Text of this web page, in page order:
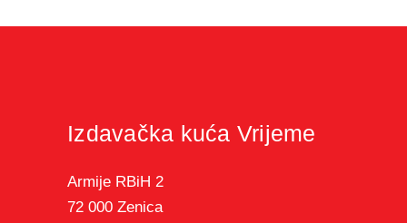
Izdavačka kuća Vrijeme
Armije RBiH 2
72 000 Zenica